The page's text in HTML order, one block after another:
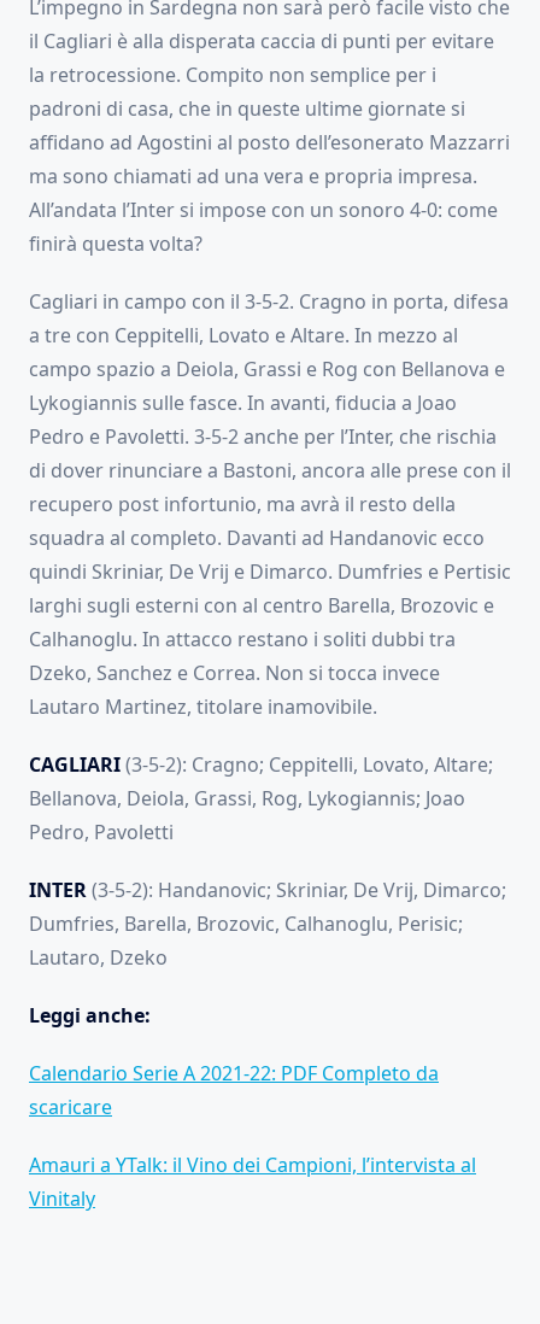
L’impegno in Sardegna non sarà però facile visto che
il Cagliari è alla disperata caccia di punti per evitare
la retrocessione. Compito non semplice per i
padroni di casa, che in queste ultime giornate si
affidano ad Agostini al posto dell’esonerato Mazzarri
ma sono chiamati ad una vera e propria impresa.
All’andata l’Inter si impose con un sonoro 4-0: come
finirà questa volta?
Cagliari in campo con il 3-5-2. Cragno in porta, difesa
a tre con Ceppitelli, Lovato e Altare. In mezzo al
campo spazio a Deiola, Grassi e Rog con Bellanova e
Lykogiannis sulle fasce. In avanti, fiducia a Joao
Pedro e Pavoletti. 3-5-2 anche per l’Inter, che rischia
di dover rinunciare a Bastoni, ancora alle prese con il
recupero post infortunio, ma avrà il resto della
squadra al completo. Davanti ad Handanovic ecco
quindi Skriniar, De Vrij e Dimarco. Dumfries e Pertisic
larghi sugli esterni con al centro Barella, Brozovic e
Calhanoglu. In attacco restano i soliti dubbi tra
Dzeko, Sanchez e Correa. Non si tocca invece
Lautaro Martinez, titolare inamovibile.
CAGLIARI(3-5-2): Cragno; Ceppitelli, Lovato, Altare;
Bellanova, Deiola, Grassi, Rog, Lykogiannis; Joao
Pedro, Pavoletti
INTER(3-5-2): Handanovic; Skriniar, De Vrij, Dimarco;
Dumfries, Barella, Brozovic, Calhanoglu, Perisic;
Lautaro, Dzeko
Leggi anche:
Calendario Serie A 2021-22: PDF Completo da
scaricare
Amauri a YTalk: il Vino dei Campioni, l’intervista al
Vinitaly